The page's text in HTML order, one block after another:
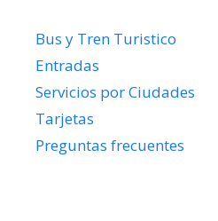
Bus y Tren Turistico
Entradas
Servicios por Ciudades
Tarjetas
Preguntas frecuentes